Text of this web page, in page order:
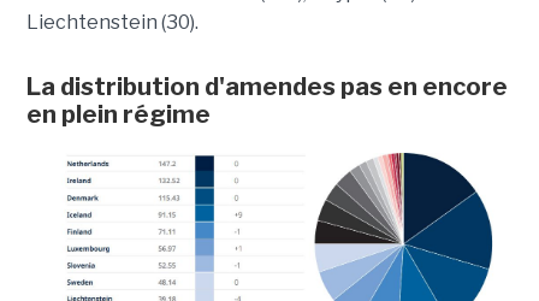
Liechtenstein (30).
La distribution d'amendes pas en encore
en plein régime